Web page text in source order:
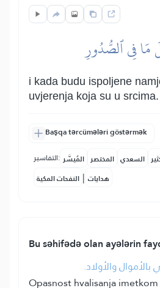
فِي ٱلصُّدُورِ
i kada budu ispoljene
uvjerenja koja su u srcima.
Başqa tərcümələri göstərmək
التفاسير: المُيسَّر المختصر السعدي
النفحات المكية | هدايات
Bu səhifədə olan ayələrin
والأولاد.
Opasnost hvalisanja